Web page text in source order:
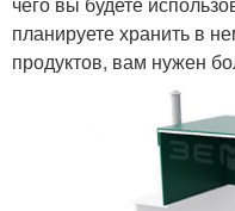
планируете хранить в
продуктов, вам нужен